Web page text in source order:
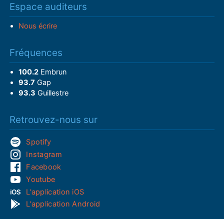
Espace auditeurs
Nous écrire
Fréquences
100.2Embrun
93.7 Gap
93.3 Guillestre
Retrouvez-nous sur
Spotify
Instagram
Facebook
Youtube
L'application iOS
L'application Android